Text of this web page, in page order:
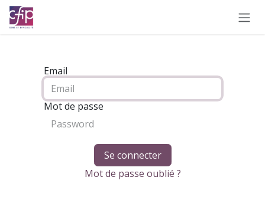
Se rendre au contenu
Email
Mot de passe
Se connecter
Mot de passe oublié ?